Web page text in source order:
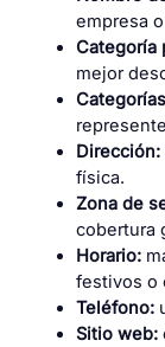
empresa
Categoría
mejor
Dirección:
física.
Zona de
cobertura
Horario:
festivos o
Teléfono:
Sitio web: